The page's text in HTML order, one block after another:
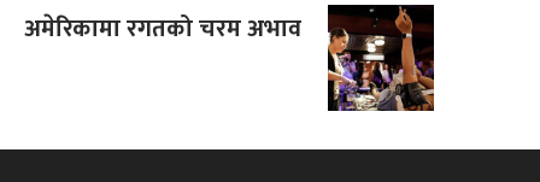
अमेरिकामा रगतको चरम अभाव